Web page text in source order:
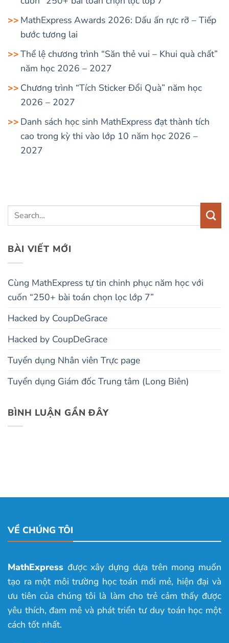
MathExpress Awards 2026: Dấu ấn rực rỡ – Tiếp
bước tương lai
Thể lệ chương trình “Săn thẻ vui – Khui quà chất”
năm học 2026 – 2027
Chương trình “Tích Sticker Đổi Quà” năm học
2026 – 2027
Danh sách học sinh MathExpress đạt thành tích
cao trong kỳ thi vào lớp 10 năm học 2026 –
2027
BÀI VIẾT MỚI
Cùng MathExpress tự tin chinh phục năm học với
cuốn “250+ bài toán chọn lọc lớp 7”
Hacked by CoupDeGrace
Hacked by CoupDeGrace
Tuyển dụng Nhân viên Trực page
Tuyển dụng Giám đốc Trung tâm (Long Biên)
BÌNH LUẬN GẦN ĐÂY
VỀ CHÚNG TÔI
MathExpress được xây dựng dựa trên mong muốn
tạo ra một môi trường học toán mới mẻ, hiện đại và
ưu tiên của chúng tôi là làm cho trẻ cảm thấy được
yêu thích, đam mê và phát triển tư duy toán học một
cách tốt nhất.